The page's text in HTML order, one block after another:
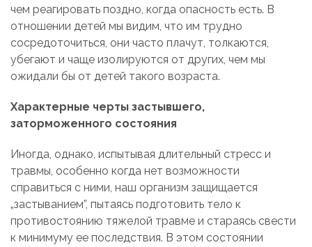
чем реагировать поздно, когда опасность есть. В
отношении детей мы видим, что им трудно
сосредоточиться, они часто плачут, толкаются,
убегают и чаще изолируются от других, чем мы
ожидали бы от детей такого возраста.
Характерные черты застывшего,
заторможенного состояния
Иногда, однако, испытывая длительный стресс и
травмы, особенно когда нет возможности
справиться с ними, наш организм защищается
„застыванием”, пытаясь подготовить тело к
противостоянию тяжелой травме и стараясь свести
к минимуму ее последствия. В этом состоянии